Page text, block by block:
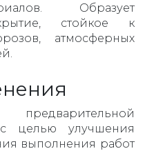
Образует
стойкое к
атмосферных
целью улучшения
выполнения работ